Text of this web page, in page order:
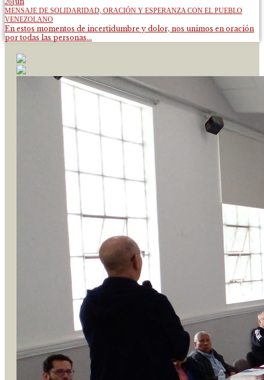
MENSAJE DE SOLIDARIDAD, ORACIÓN Y ESPERANZA CON EL PUEBLO
VENEZOLANO
En estos momentos de incertidumbre y dolor, nos unimos en oración
por todas las personas...